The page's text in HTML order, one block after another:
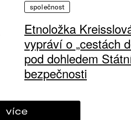
společnost
Etnoložka
vypráví o „cestách
pod dohledem
bezpečnosti
více